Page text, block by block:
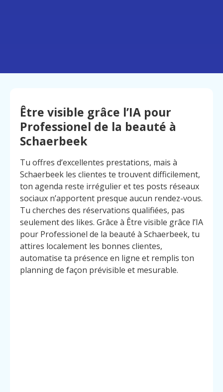
Être visible grâce l’IA pour
Professionel de la beauté à
Schaerbeek
Tu offres d’excellentes prestations, mais à
Schaerbeek les clientes te trouvent difficilement,
ton agenda reste irrégulier et tes posts réseaux
sociaux n’apportent presque aucun rendez-vous.
Tu cherches des réservations qualifiées, pas
seulement des likes. Grâce à Être visible grâce l’IA
pour Professionel de la beauté à Schaerbeek, tu
attires localement les bonnes clientes,
automatise ta présence en ligne et remplis ton
planning de façon prévisible et mesurable.